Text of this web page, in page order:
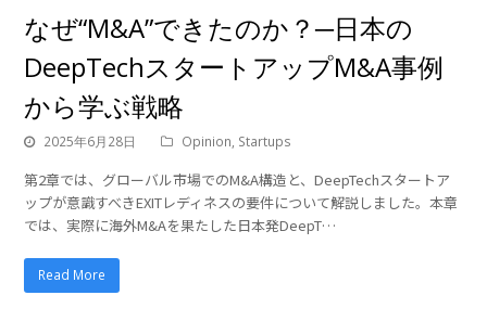
なぜ“M&A”できたのか？─日本の
DeepTechスタートアップM&A事例
から学ぶ戦略
2025年6月28日 Opinion, Startups
第2章では、グローバル市場でのM&A構造と、DeepTechスタートア
ップが意識すべきEXITレディネスの要件について解説しました。本章
では、実際に海外M&Aを果たした日本発DeepT…
Read More